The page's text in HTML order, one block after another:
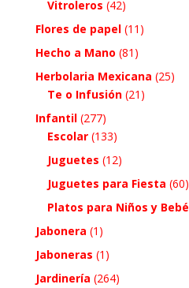
Vitroleros (42)
Flores de papel (11)
Hecho a Mano (81)
Herbolaria Mexicana (25)
Te o Infusión (21)
Infantil (277)
Escolar (133)
Juguetes (12)
Juguetes para Fiesta (60)
Platos para Niños y Bebé
Jabonera (1)
Jaboneras (1)
Jardinería (264)